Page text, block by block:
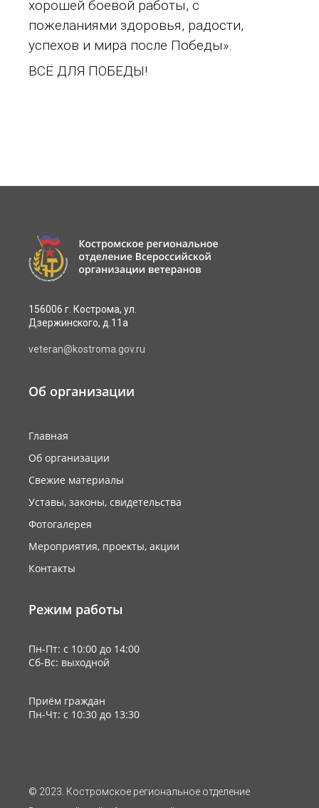
хорошей боевой работы, с
пожеланиями здоровья, радости,
успехов и мира после Победы».
ВСЁ ДЛЯ ПОБЕДЫ!
156006 г. Кострома, ул.
Дзержинского, д.11а
veteran@kostroma.gov.ru
Об организации
Главная
Об организации
Свежие материалы
Уставы, законы, свидетельства
Фотогалерея
Мероприятия, проекты, акции
Контакты
Режим работы
Пн-Пт: с 10:00 до 14:00
Сб-Вс: выходной
Приём граждан
Пн-Чт: с 10:30 до 13:30
© 2023. Костромское региональное отделение